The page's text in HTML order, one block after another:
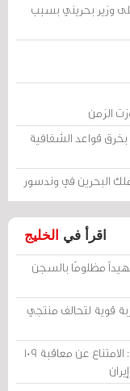
وزير بحريني بسبب
الزمن
قواعد الشفافية
البحرين في وندسور
اقرأ في الخليج
مظلومًا بالسجن
قوية لتحالف منتجي
محكمة «أمن الدولة» في الكويت: الامتناع عن معاقبة 109